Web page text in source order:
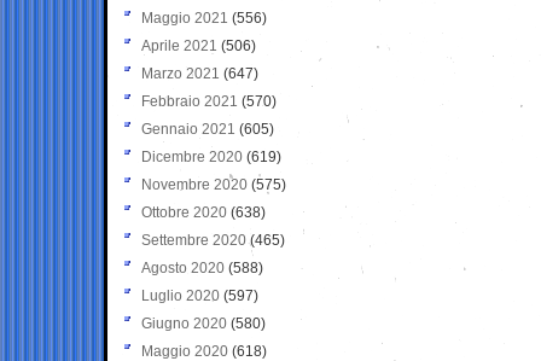
Maggio 2021 (556)
Aprile 2021 (506)
Marzo 2021 (647)
Febbraio 2021 (570)
Gennaio 2021 (605)
Dicembre 2020 (619)
Novembre 2020 (575)
Ottobre 2020 (638)
Settembre 2020(465)
Agosto 2020 (588)
Luglio 2020 (597)
Giugno 2020 (580)
Maggio 2020 (618)